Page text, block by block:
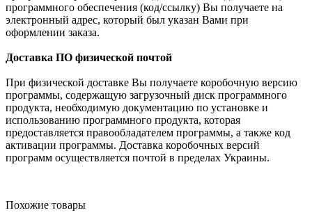
программного обеспечения (код/ссылку) Вы получаете на
электронный адрес, который был указан Вами при
оформлении заказа.
Доставка ПО физической почтой
При физической доставке Вы получаете коробочную версию
программы, содержащую загрузочный диск программного
продукта, необходимую документацию по установке и
использованию программного продукта, которая
предоставляется правообладателем программы, а также код
активации программы. Доставка коробочных версий
программ осуществляется почтой в пределах Украины.
Похожие товары